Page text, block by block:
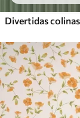
Divertidas